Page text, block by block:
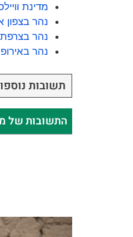
מדינת
נהר
נהר
נהר
תשובות
התשובות של